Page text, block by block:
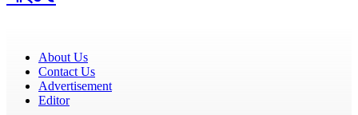
About Us
Contact Us
Advertisement
Editor